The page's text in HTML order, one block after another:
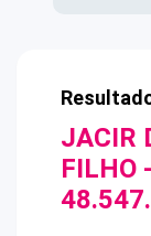
JACIR
FILHO